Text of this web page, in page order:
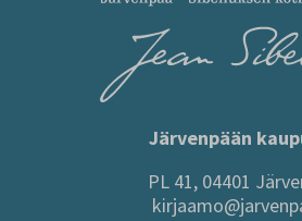
Järvenpään
PL 41, 04401